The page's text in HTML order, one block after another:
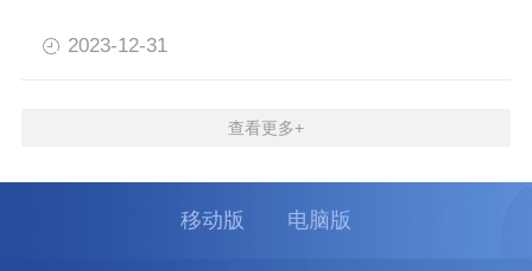
2023-12-31
查看更多+
移动版 电脑版